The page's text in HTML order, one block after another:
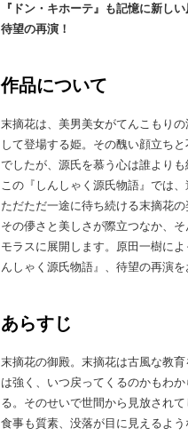
『ドン・キホーテ』も記憶に新しい
待望の再演！
作品について
末摘花は、美男美女がてんこもり
して登場する姫。その醜い顔立ち
でしたが、源氏を慕う心は誰より
この『しんしゃく源氏物語』では
ただただ一途に待ち続ける末摘花
その儚さと美しさが際立つなか、
モラスに展開します。原田一樹に
んしゃく源氏物語』、待望の再演を
あらすじ
末摘花の御殿。末摘花は古風な教
は強く、いつ戻ってくるのかもわ
る。そのせいで世間から見放され
食事も質素、没落が目に見えるよ